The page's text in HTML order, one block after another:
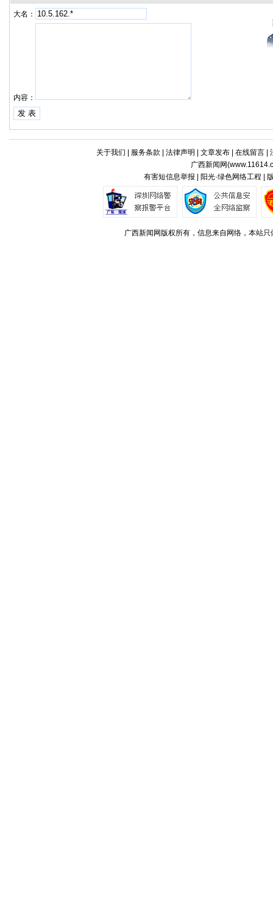
大名：
内容：
关于我们 服务条款 法律声明 文章发布| 在线留言|
广西新闻网(
有害短信息举报 | 阳光·绿色网络工程 |
广西新闻网版权所有，信息来自网络，本站